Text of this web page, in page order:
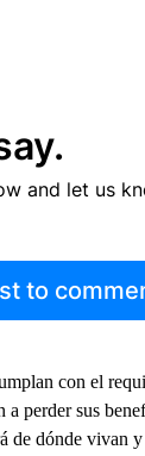
and let us
to
con el
a perder sus
de dónde vivan